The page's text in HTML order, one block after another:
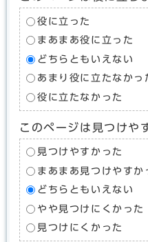
役に立った
まあまあ役に立った
どちらともいえない
あまり役に立たなかっ
役に立たなかった
このページは見つけや
見つけやすかった
まあまあ見つけやすか
どちらともいえない
やや見つけにくかった
見つけにくかった